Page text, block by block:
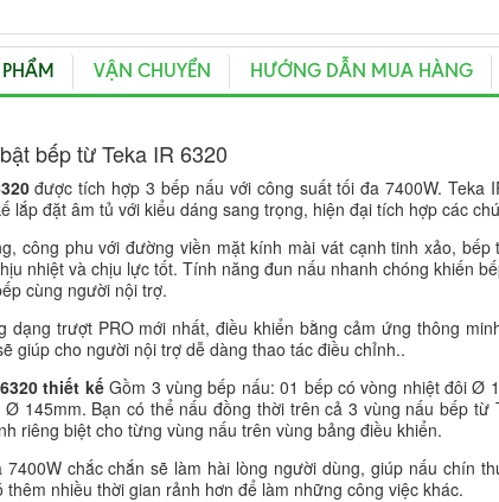
VẬN CHUYỂN HƯỚNG DẪN MUA HÀNG
bếp từ Teka IR 6320
được tích hợp 3 bếp nấu với công suất tối đa 7400W. Teka
lắp đặt âm tủ với kiểu dáng sang trọng, hiện đại tích hợp các
công phu với đường viền mặt kính mài vát cạnh tinh xảo,
nhiệt và chịu lực tốt. Tính năng đun nấu nhanh chóng khiến
cùng người nội trợ.
dạng trượt PRO mới nhất, điều khiển bằng cảm ứng thông
giúp cho người nội trợ dễ dàng thao tác điều chỉnh..
thiết kế Gồm 3 vùng bếp nấu: 01 bếp có vòng nhiệt đôi Ø
145mm. Bạn có thể nấu đồng thời trên cả 3 vùng nấu bếp
riêng biệt cho từng vùng nấu trên vùng bảng điều khiển.
chắc chắn sẽ làm hài lòng người dùng, giúp nấu chín
thêm nhiều thời gian rảnh hơn để làm những công việc khác.